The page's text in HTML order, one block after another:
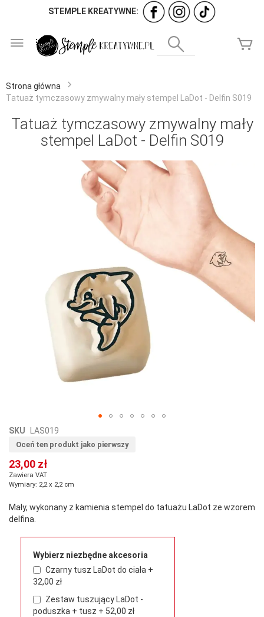
STEMPLE KREATYWNE:
do
treści
Strona główna
Tatuaż tymczasowy zmywalny mały stempel LaDot - Delfin S019
Tatuaż tymczasowy zmywalny mały
stempel LaDot - Delfin S019
Przejdź
na
galerii
SKU LAS019
Oceń ten produkt jako pierwszy
23,00 zł
Zawiera VAT
Wymiary: 2,2 x 2,2 cm
Mały, wykonany z kamienia stempel do tatuażu LaDot ze wzorem
delfina.
Wybierz niezbędne akcesoria
Czarny tusz LaDot do ciała +
32,00 zł
Zestaw tuszujący LaDot -
poduszka + tusz + 52,00 zł